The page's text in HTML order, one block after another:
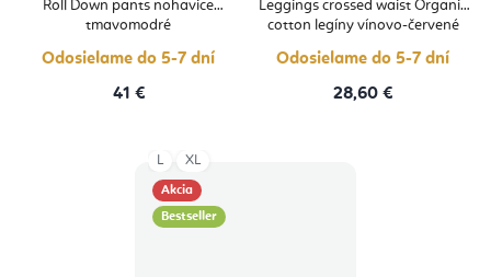
Roll Down pants nohavice
tmavomodré
Odosielame do 5-7 dní
41 €
Leggings crossed waist Organic
cotton legíny vínovo-červené
5,0
z
5
Odosielame do 5-7 dní
28,60 €
Akcia
Bestseller
L XL